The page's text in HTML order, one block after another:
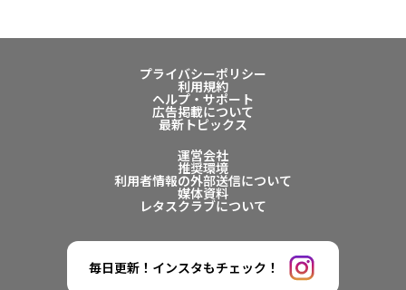
プライバシーポリシー
利用規約
ヘルプ・サポート
広告掲載について
最新トピックス
運営会社
推奨環境
利用者情報の外部送信について
媒体資料
レタスクラブについて
毎日更新！インスタもチェック！